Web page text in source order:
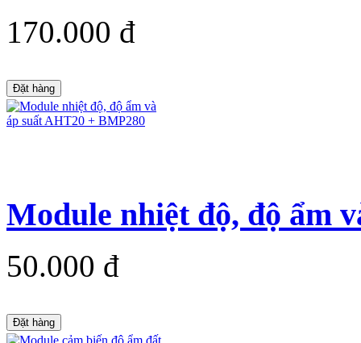
170.000 đ
Đặt hàng
Module nhiệt độ, độ ẩm
50.000 đ
Đặt hàng